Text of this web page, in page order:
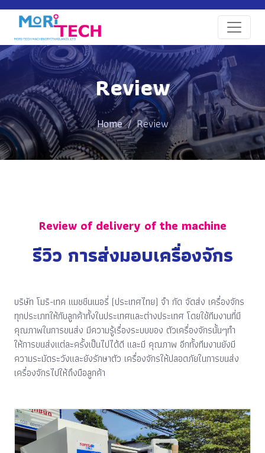
Review
Home Review
Review of delivery of the machine
รีวิว การส่งมอบเครื่องจักร
บริษัท โมริ-เทค แมชชีนเนอรี่ (ประเทศไทย) จำ กัด จัดส่ง เครื่องจักร
ทุกประเภทให้กับลูกค้าทั้งในประเทศและต่างประเทศ โดยใช้ทีมงานที่มี
คุณภาพในการขนส่ง มีความรู้เรื่องระบบของ ตัวเครื่องจักรนั้นๆทำ
ให้การขนส่งแต่ละครั้งเป็นไปได้ดี และมี คุณภาพ อีกทั้งทีมงานยังมี
ความระมัดระวังและยังรักษาตัว เครื่องจักรให้ปลอดภัยในการขนส่ง
เครื่องจักรไปให้ถึงมือลูกค้า